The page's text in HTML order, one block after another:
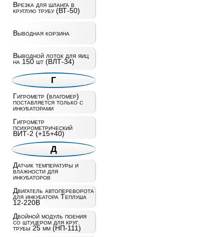
Врезка для шланга в
круглую трубу (ВТ-50)
Выводная корзина
Выводной лоток для яиц
на 150 шт (ВЛТ-34)
Г
Гигрометр (влагомер)
поставляется только с
инкубаторами
Гигрометр
психрометрический
ВИТ-2 (+15+40)
Д
Датчик температуры и
влажности для
инкубаторов
Двигатель автопереворота
для инкубатора Теплуша
12-220В
Двойной модуль поения
со штуцером для круг.
трубы 25 мм (НП-111)